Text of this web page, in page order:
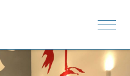
Rezepte
Spenden